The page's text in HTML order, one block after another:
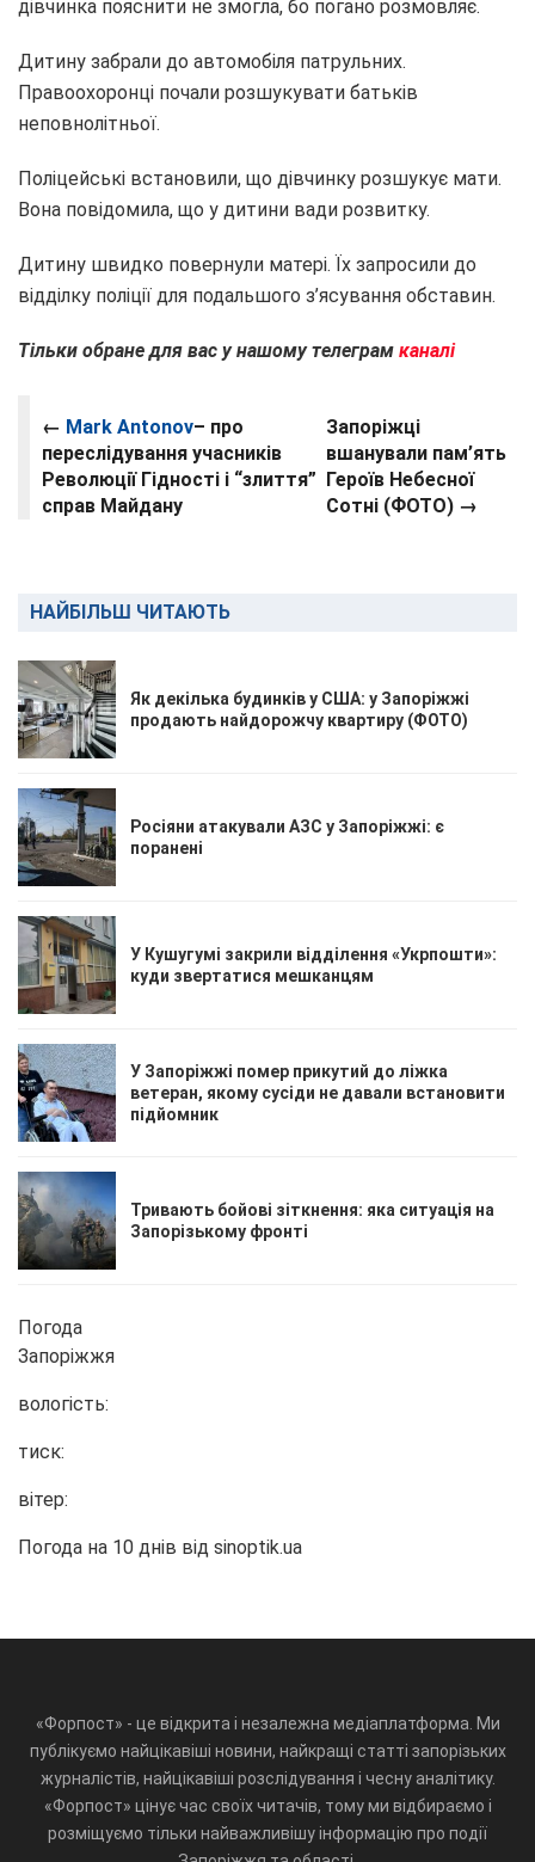
дівчинка пояснити не змогла, бо погано розмовляє.
Дитину забрали до автомобіля патрульних.
Правоохоронці почали розшукувати батьків
неповнолітньої.
Поліцейські встановили, що дівчинку розшукує мати.
Вона повідомила, що у дитини вади розвитку.
Дитину швидко повернули матері. Їх запросили до
відділку поліції для подальшого з’ясування обставин.
Тільки обране для вас у нашому телеграм каналі
← Mark Antonov– про
переслідування учасників
Революції Гідності і “злиття”
справ Майдану
Запоріжці
вшанували пам’ять
Героїв Небесної
Сотні (ФОТО) →
НАЙБІЛЬШ ЧИТАЮТЬ
Як декілька будинків у США: у Запоріжжі
продають найдорожчу квартиру (ФОТО)
Росіяни атакували АЗС у Запоріжжі: є
поранені
У Кушугумі закрили відділення «Укрпошти»:
куди звертатися мешканцям
У Запоріжжі помер прикутий до ліжка
ветеран, якому сусіди не давали встановити
підйомник
Тривають бойові зіткнення: яка ситуація на
Запорізькому фронті
Погода
Запоріжжя
вологість:
тиск:
вітер:
Погода на 10 днів від sinoptik.ua
«Форпост» - це відкрита і незалежна медіаплатформа. Ми
публікуємо найцікавіші новини, найкращі статті запорізьких
журналістів, найцікавіші розслідування і чесну аналітику.
«Форпост» цінує час своїх читачів, тому ми відбираємо і
розміщуємо тільки найважливішу інформацію про події